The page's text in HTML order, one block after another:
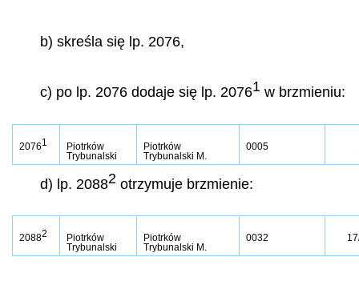
b) skreśla się lp. 2076,
c) po lp. 2076 dodaje się lp. 20761 w brzmieniu:
20761
Piotrków
Trybunalski
Piotrków
Trybunalski M.
0005
d) lp. 20882 otrzymuje brzmienie:
20882
Piotrków
Trybunalski
Piotrków
Trybunalski M.
0032